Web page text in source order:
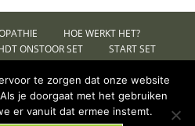
wij €4.95 aan
HOE WERKT HET?
ONSTOOR SET
START SET
ALGEMENE VOORWAARDEN
2026 -LogoLogics Design
te zorgen dat onze website
je doorgaat met het gebruiken
er vanuit dat ermee instemt.